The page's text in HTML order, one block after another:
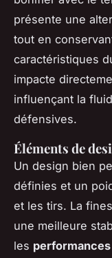
présente une
tout en
caractéristiques
impacte
influençant la
défensives.
Éléments de
Un design bien
définies et un
et les tirs. La
une meilleure
les